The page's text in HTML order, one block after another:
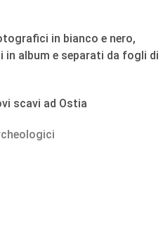
in bianco e nero,
album e separati da fogli di
scavi ad Ostia